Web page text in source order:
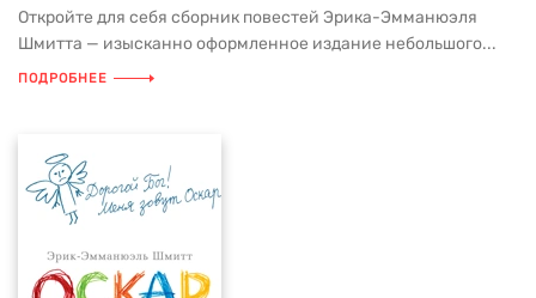
Откройте для себя сборник повестей Эрика-Эмманюэля
Шмитта — изысканно оформленное издание небольшого...
ПОДРОБНЕЕ